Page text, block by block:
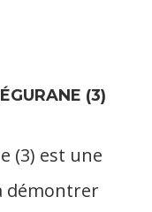
(3)
(3) est une
démontrer